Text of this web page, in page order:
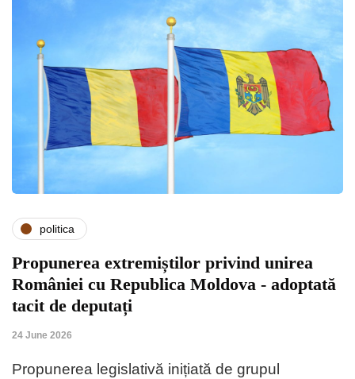
politica
Propunerea extremiștilor privind unirea
României cu Republica Moldova - adoptată
tacit de deputați
24 June 2026
Propunerea legislativă inițiată de grupul